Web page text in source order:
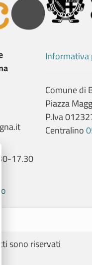
17.30
Informativa
Comune di
Piazza
P.Iva
Centralino
sono riservati